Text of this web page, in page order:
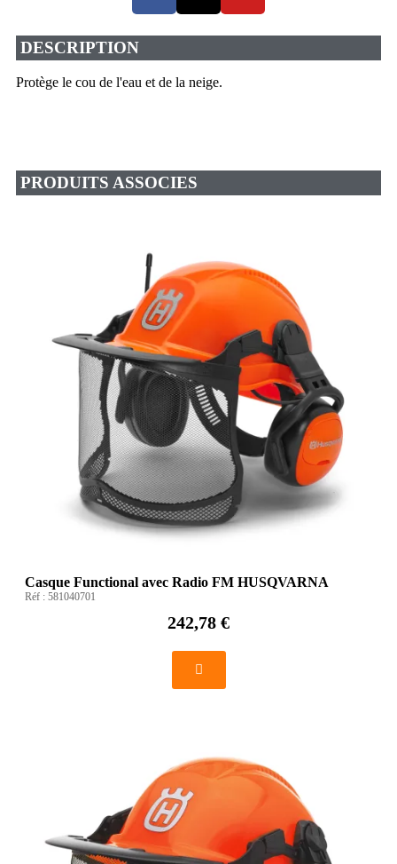
DESCRIPTION
Protège le cou de l'eau et de la neige.
PRODUITS ASSOCIES
Casque Functional avec Radio FM HUSQVARNA
Réf : 581040701
242,78 €